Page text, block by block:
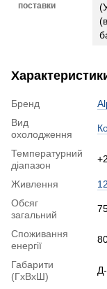
поставки
Бренд
Вид
охолодження
Температурний
діапазон
Живлення
Обсяг
загальний
Споживання
енергії
Габарити
(ГхВхШ)